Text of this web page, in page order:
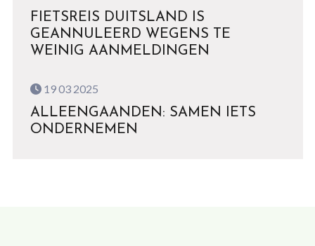
FIETSREIS DUITSLAND IS
GEANNULEERD WEGENS TE
WEINIG AANMELDINGEN
19 03 2025
ALLEENGAANDEN: SAMEN IETS
ONDERNEMEN